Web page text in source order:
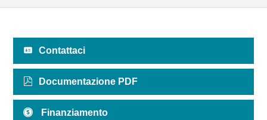
Contattaci
Documentazione PDF
Finanziamento